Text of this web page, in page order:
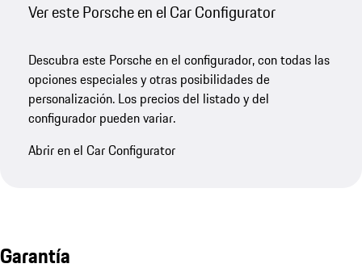
Ver este Porsche en el Car Configurator
Descubra este Porsche en el configurador, con todas las
opciones especiales y otras posibilidades de
personalización. Los precios del listado y del
configurador pueden variar.
Abrir en el Car Configurator
Garantía